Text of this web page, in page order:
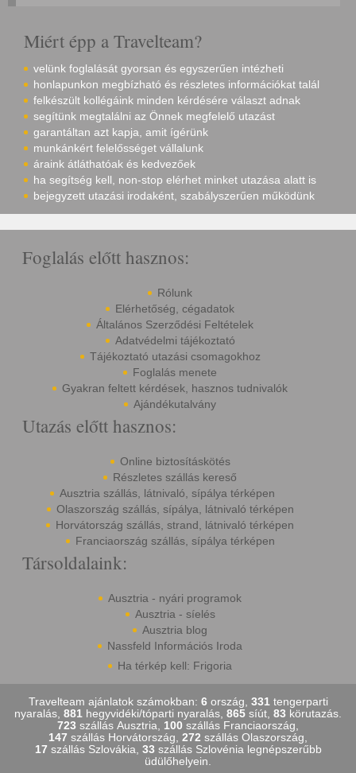
Miért épp a Travelteam?
velünk foglalását gyorsan és egyszerűen intézheti
honlapunkon megbízható és részletes információkat talál
felkészült kollégáink minden kérdésére választ adnak
segítünk megtalálni az Önnek megfelelő utazást
garantáltan azt kapja, amit ígérünk
munkánkért felelősséget vállalunk
áraink átláthatóak és kedvezőek
ha segítség kell, non-stop elérhet minket utazása alatt is
bejegyzett utazási irodaként, szabályszerűen működünk
Foglalás előtt hasznos:
Rólunk
Elérhetőség, cégadatok
Általános Szerződési Feltételek
Adatvédelmi tájékoztató
Tájékoztató utazási csomagokhoz
Foglalás menete
Gyakran feltett kérdések, hasznos tudnivalók
Ajándékutalvány
Utazás előtt hasznos:
Online biztosításkötés
Részletes szállás kereső
Ausztria szállás, látnivaló, sípálya térképen
Olaszország szállás, sípálya, látnivaló térképen
Horvátország szállás, strand, látnivaló térképen
Franciaország szállás, sípálya térképen
Társoldalaink:
Ausztria - nyári programok
Ausztria - síelés
Ausztria blog
Nassfeld Információs Iroda
Ha térkép kell: Frigoria
Travelteam ajánlatok számokban: 6ország, 331tengerparti
nyaralás, 881 hegyvidéki/tóparti nyaralás, 865 síút, 83 körutazás.
723 szállás Ausztria, 100 szállás Franciaország,
147 szállás Horvátország, 272 szállás Olaszország,
17 szállás Szlovákia, 33 szállás Szlovénia legnépszerűbb
üdülőhelyein.